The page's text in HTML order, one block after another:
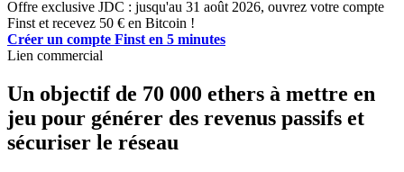
Offre exclusive JDC : jusqu'au 31 août 2026, ouvrez votre compte
Finst et recevez 50 € en Bitcoin !
Créer un compte Finst en 5 minutes
Lien commercial
Un objectif de 70 000 ethers à mettre en
jeu pour générer des revenus passifs et
sécuriser le réseau